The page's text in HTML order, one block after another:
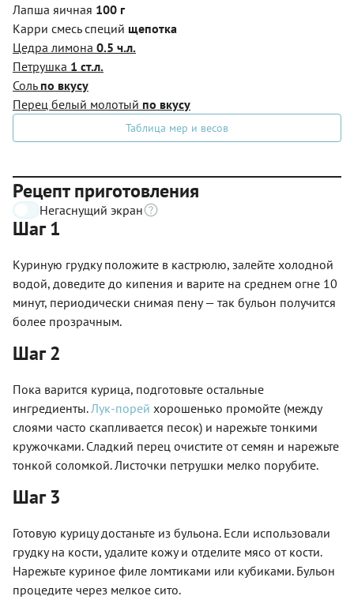
Лапша яичная 100 г
Карри смесь специй щепотка
Цедра лимона 0.5 ч.л.
Петрушка 1 ст.л.
Соль по вкусу
Перец белый молотый по вкусу
Таблица мер и весов
Рецепт приготовления
Негаснущий экран
Шаг 1
Куриную грудку положите в кастрюлю, залейте холодной
водой, доведите до кипения и варите на среднем огне 10
минут, периодически снимая пену — так бульон получится
более прозрачным.
Шаг 2
Пока варится курица, подготовьте остальные
ингредиенты. Лук-порей хорошенько промойте (между
слоями часто скапливается песок) и нарежьте тонкими
кружочками. Сладкий перец очистите от семян и нарежьте
тонкой соломкой. Листочки петрушки мелко порубите.
Шаг 3
Готовую курицу достаньте из бульона. Если использовали
грудку на кости, удалите кожу и отделите мясо от кости.
Нарежьте куриное филе ломтиками или кубиками. Бульон
процедите через мелкое сито.